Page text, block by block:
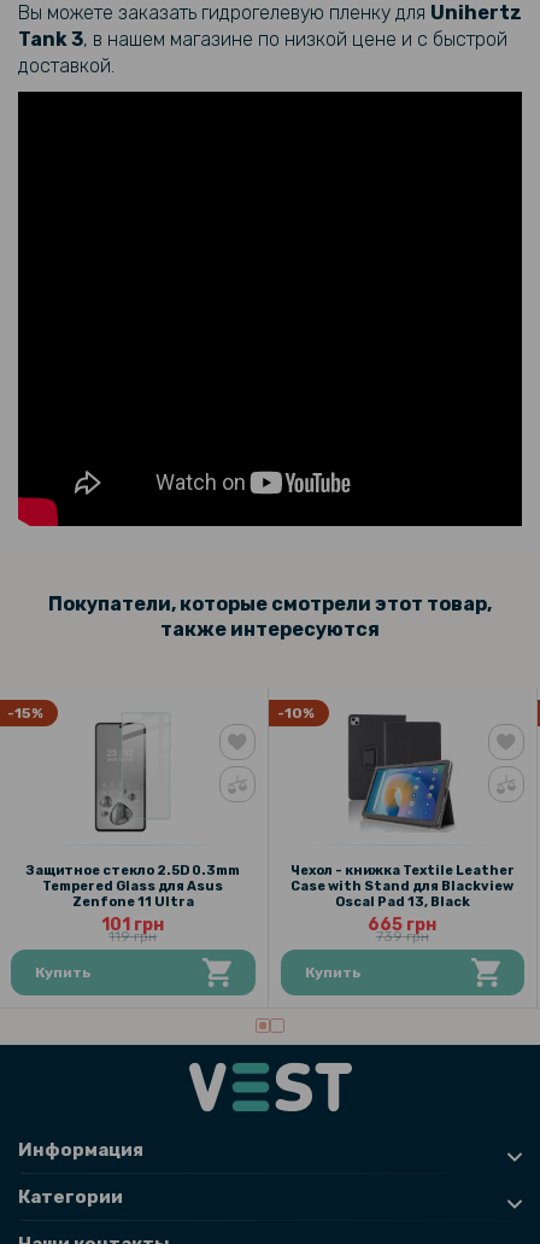
Вы можете заказать гидрогелевую пленку для Unihertz
Tank 3​, в нашем магазине по низкой цене и с быстрой
доставкой.
Покупатели, которые смотрели этот товар,
также интересуются
-15%
Защитное стекло 2.5D 0.3mm
Tempered Glass для Asus
Zenfone 11 Ultra
101 грн
119 грн
Купить
-10%
Чехол - книжка Textile Leather
Case with Stand для Blackview
Oscal Pad 13, Black
665 грн
739 грн
Купить
Информация
Категории